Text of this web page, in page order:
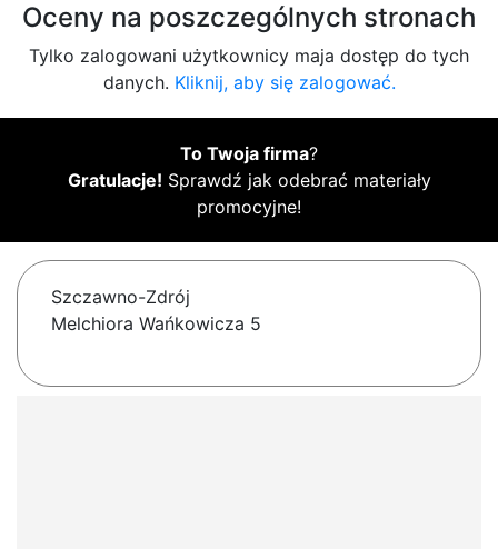
Oceny na poszczególnych stronach
Tylko zalogowani użytkownicy maja dostęp do tych
danych. Kliknij, aby się zalogować.
To Twoja firma?
Gratulacje! Sprawdź jak odebrać materiały
promocyjne!
Szczawno-Zdrój
Melchiora Wańkowicza 5